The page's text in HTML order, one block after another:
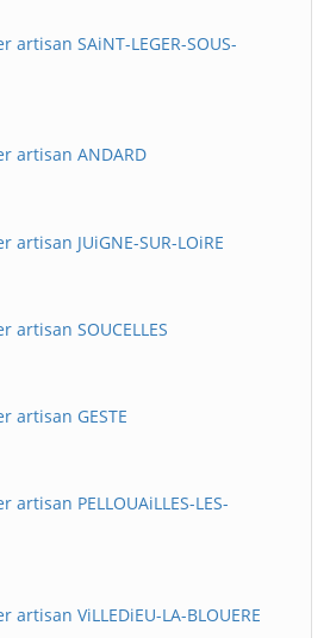
artisan SAiNT-LEGER-SOUS-
artisan ANDARD
artisan JUiGNE-SUR-LOiRE
artisan SOUCELLES
artisan GESTE
PELLOUAiLLES-LES-
ViLLEDiEU-LA-BLOUERE